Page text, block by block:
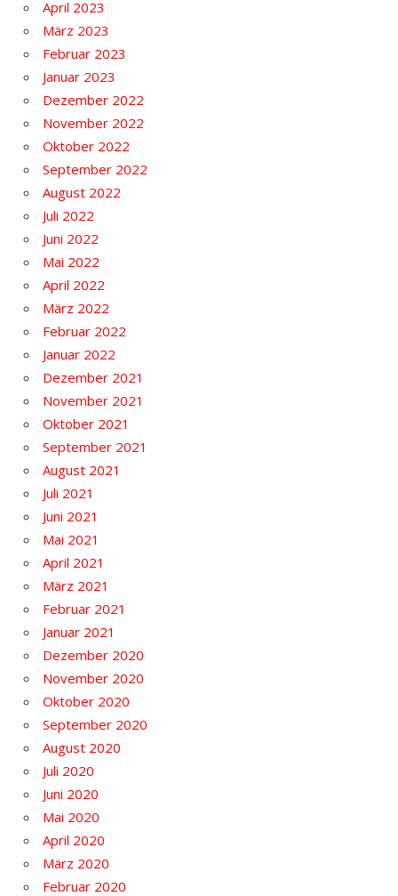
April 2023
März 2023
Februar 2023
Januar 2023
Dezember 2022
November 2022
Oktober 2022
September 2022
August 2022
Juli 2022
Juni 2022
Mai 2022
April 2022
März 2022
Februar 2022
Januar 2022
Dezember 2021
November 2021
Oktober 2021
September 2021
August 2021
Juli 2021
Juni 2021
Mai 2021
April 2021
März 2021
Februar 2021
Januar 2021
Dezember 2020
November 2020
Oktober 2020
September 2020
August 2020
Juli 2020
Juni 2020
Mai 2020
April 2020
März 2020
Februar 2020